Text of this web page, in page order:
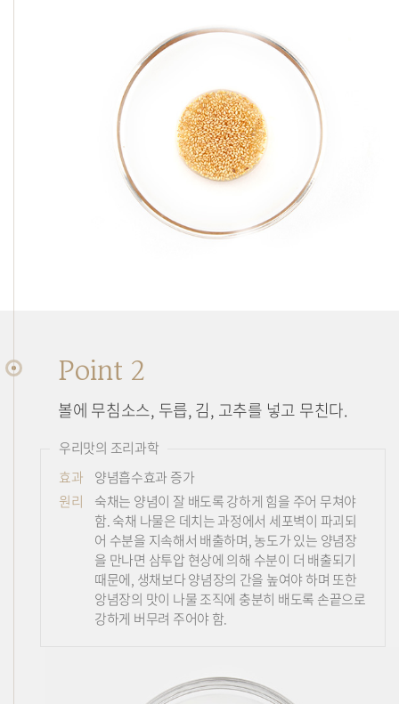
Point 2
볼에 무침소스, 두릅, 김, 고추를 넣고 무친다.
우리맛의 조리과학
효과
양념흡수효과 증가
원리
숙채는 양념이 잘 배도록 강하게 힘을 주어 무쳐야
함. 숙채 나물은 데치는 과정에서 세포벽이 파괴되
어 수분을 지속해서 배출하며, 농도가 있는 양념장
을 만나면 삼투압 현상에 의해 수분이 더 배출되기
때문에, 생채보다 양념장의 간을 높여야 하며 또한
앙념장의 맛이 나물 조직에 충분히 배도록 손끝으로
강하게 버무려 주어야 함.